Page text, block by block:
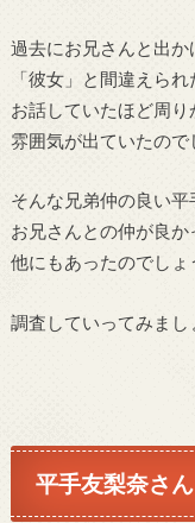
過去にお兄さんと出か
「彼女」と間違えら
お話していたほど周
雰囲気が出ていたので
そんな兄弟仲の良い平
お兄さんとの仲が良
他にもあったのでしょ
調査していってみまし
平手友梨奈さ